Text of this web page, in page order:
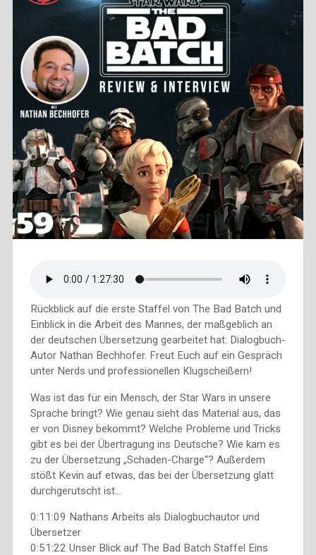
Rückblick auf die erste Staffel von The Bad Batch und
Einblick in die Arbeit des Mannes, der maßgeblich an
der deutschen Übersetzung gearbeitet hat: Dialogbuch-
Autor Nathan Bechhofer. Freut Euch auf ein Gespräch
unter Nerds und professionellen Klugscheißern!
Was ist das für ein Mensch, der Star Wars in unsere
Sprache bringt? Wie genau sieht das Material aus, das
er von Disney bekommt? Welche Probleme und Tricks
gibt es bei der Übertragung ins Deutsche? Wie kam es
zu der Übersetzung „Schaden-Charge“? Außerdem
stößt Kevin auf etwas, das bei der Übersetzung glatt
durchgerutscht ist…
0:11:09 Nathans Arbeits als Dialogbuchautor und
Übersetzer
0:51:22 Unser Blick auf The Bad Batch Staffel Eins